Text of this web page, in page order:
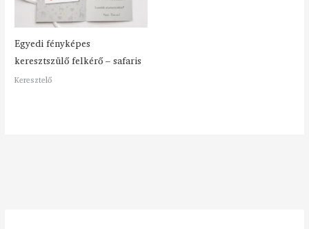
Egyedi fényképes
keresztszülő felkérő – safaris
Keresztelő